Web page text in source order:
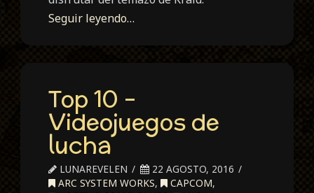
Seguir leyendo…
Top 10 –
Videojuegos de
lucha
LUNAREVELEN
22 AGOSTO, 2016
ARC SYSTEM WORKS, CAPCOM,